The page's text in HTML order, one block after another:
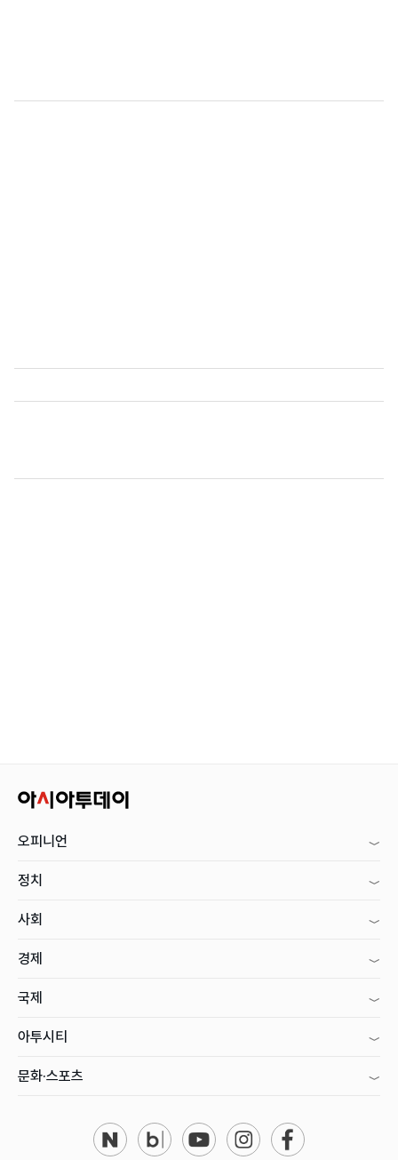
오피니언
정치
사회
경제
국제
아투시티
문화·스포츠